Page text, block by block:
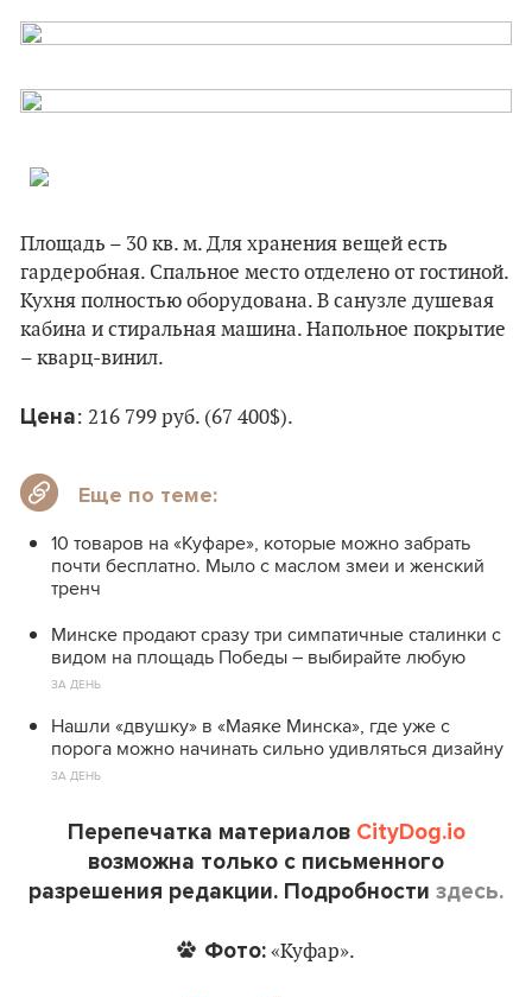
Площадь – 30 кв. м. Для хранения вещей есть
гардеробная. Спальное место отделено от гостиной.
Кухня полностью оборудована. В санузле душевая
кабина и стиральная машина. Напольное покрытие
– кварц-винил.
Цена: 216 799 руб. (67 400$).
Еще по теме:
10 товаров на «Куфаре», которые можно забрать
почти бесплатно. Мыло с маслом змеи и женский
тренч
Минске продают сразу три симпатичные сталинки с
видом на площадь Победы – выбирайте любую
ЗА ДЕНЬ
Нашли «двушку» в «Маяке Минска», где уже c
порога можно начинать сильно удивляться дизайну
ЗА ДЕНЬ
Перепечатка материалов CityDog.io
возможна только с письменного
разрешения редакции. Подробности здесь.
Фото: «Куфар».